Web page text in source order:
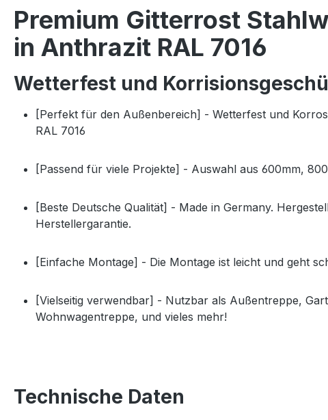
Premium Gitterrost
in Anthrazit RAL 7016
Wetterfest und
[Perfekt für den Außenbereich] - Wetterfest und
RAL 7016
[Passend für viele Projekte] - Auswahl aus 600mm,
[Beste Deutsche Qualität] - Made in Germany.
Herstellergarantie.
[Einfache Montage] - Die Montage ist leicht und geht
[Vielseitig verwendbar] - Nutzbar als Außentreppe,
Wohnwagentreppe, und vieles mehr!
Technische Daten